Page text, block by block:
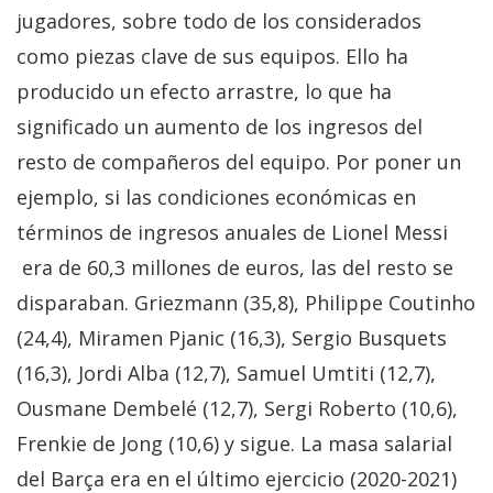
jugadores, sobre todo de los considerados
como piezas clave de sus equipos. Ello ha
producido un efecto arrastre, lo que ha
significado un aumento de los ingresos del
resto de compañeros del equipo. Por poner un
ejemplo, si las condiciones económicas en
términos de ingresos anuales de Lionel Messi
era de 60,3 millones de euros, las del resto se
disparaban. Griezmann (35,8), Philippe Coutinho
(24,4), Miramen Pjanic (16,3), Sergio Busquets
(16,3), Jordi Alba (12,7), Samuel Umtiti (12,7),
Ousmane Dembelé (12,7), Sergi Roberto (10,6),
Frenkie de Jong (10,6) y sigue. La masa salarial
del Barça era en el último ejercicio (2020-2021)